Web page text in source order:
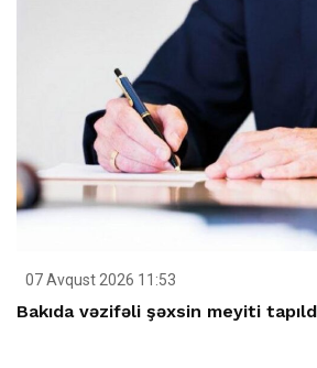
07 Avqust 2026 11:53
Bakıda vəzifəli şəxsin meyiti